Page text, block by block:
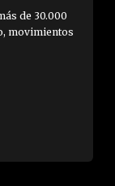
de 30.000
movimientos